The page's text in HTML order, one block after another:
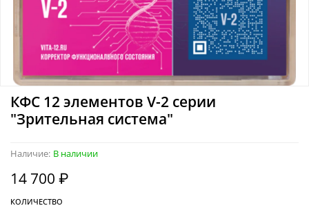
Наличие: В наличии
КФС 12 элементов V-2 серии
"Зрительная система"
14 700 ₽
КОЛИЧЕСТВО